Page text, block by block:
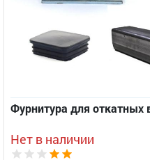
Фурнитура для откатных
Нет в наличии